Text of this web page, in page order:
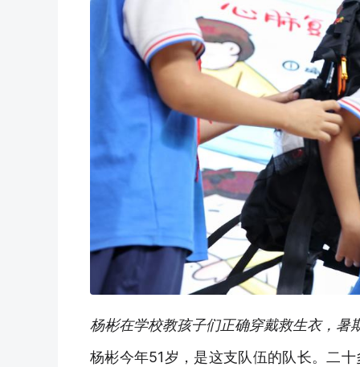
杨彬在学校教孩子们正确穿戴救生衣，暑
杨彬今年51岁，是这支队伍的队长。二